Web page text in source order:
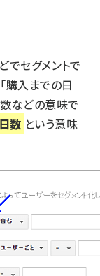
でセグメントで
購入までの日
などの意味で
数 という意味